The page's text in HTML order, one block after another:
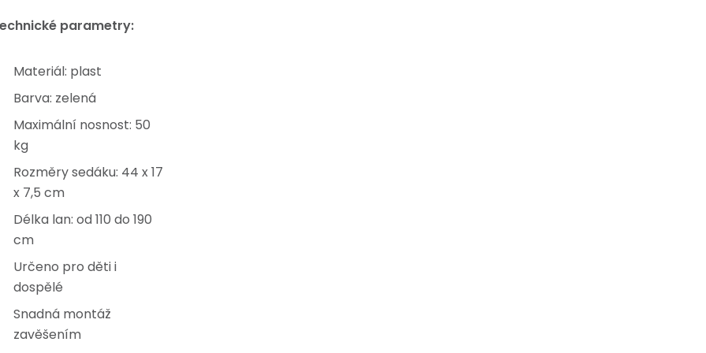
parametry:
Materiál: plast
Barva: zelená
Maximální nosnost: 50
kg
Rozměry sedáku: 44 x 17
x 7,5 cm
Délka lan: od 110 do 190
cm
Určeno pro děti i
dospělé
Snadná montáž
zavěšením